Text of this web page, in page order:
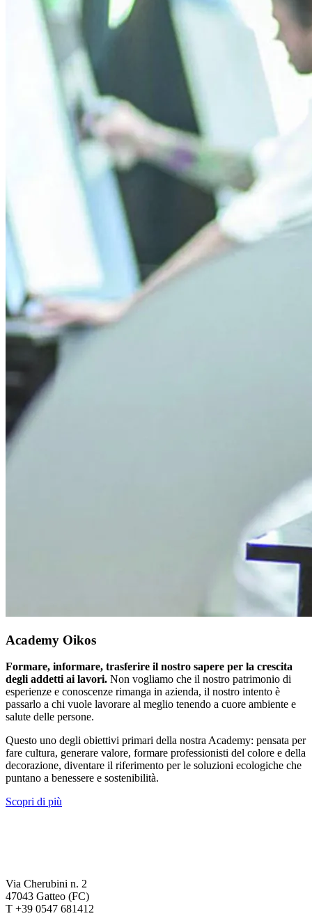
Academy Oikos
Formare, informare, trasferire il nostro sapere per la crescita
degli addetti ai lavori. Non vogliamo che il nostro patrimonio di
esperienze e conoscenze rimanga in azienda, il nostro intento è
passarlo a chi vuole lavorare al meglio tenendo a cuore ambiente e
salute delle persone.
Questo uno degli obiettivi primari della nostra Academy: pensata per
fare cultura, generare valore, formare professionisti del colore e della
decorazione, diventare il riferimento per le soluzioni ecologiche che
puntano a benessere e sostenibilità.
Scopri di più
Via Cherubini n. 2
47043 Gatteo (FC)
T +39 0547 681412